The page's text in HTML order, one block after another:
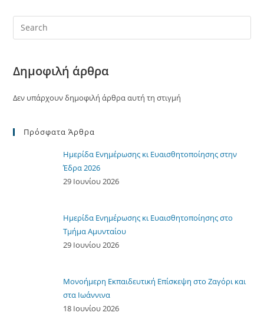
Αριστοτέλης”
Δημοφιλή άρθρα
Δεν υπάρχουν δημοφιλή άρθρα αυτή τη στιγμή
Πρόσφατα Άρθρα
Ημερίδα Ενημέρωσης κι Ευαισθητοποίησης στην
Έδρα 2026
29 Ιουνίου 2026
Ημερίδα Ενημέρωσης κι Ευαισθητοποίησης στο
Τμήμα Αμυνταίου
29 Ιουνίου 2026
Μονοήμερη Εκπαιδευτική Επίσκεψη στο Ζαγόρι και
στα Ιωάννινα
18 Ιουνίου 2026